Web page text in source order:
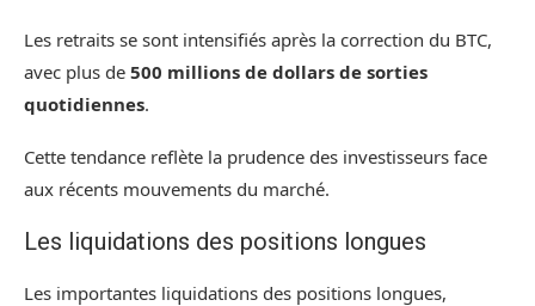
Les retraits se sont intensifiés après la correction du BTC,
avec plus de 500 millions de dollars de sorties
quotidiennes.
Cette tendance reflète la prudence des investisseurs face
aux récents mouvements du marché.
Les liquidations des positions longues
Les importantes liquidations des positions longues,